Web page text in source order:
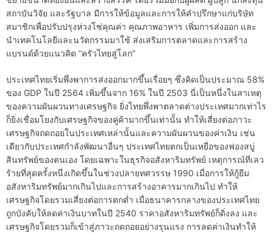
สถาบันวิจัย และรัฐบาล มีการให้ข้อมูลและการให้คำปรึกษาแก่บริษัท
สมาชิกเพื่อปรับปรุงห่วงโซ่คุณค่า คุณภาพอาหาร เพิ่มการส่งออก และ
นำเทคโนโลยีและนวัตกรรมมาใช้ ส่งเสริมการตลาดและการสร้าง
แบรนด์ด้วยแนวคิด “ครัวไทยสู่โลก”
ประเทศไทยเริ่มพึ่งพาการส่งออกมากขึ้นเรื่อยๆ ซึ่งคิดเป็นประมาณ 58%
ของ GDP ในปี 2564 เพิ่มขึ้นจาก 16% ในปี 2503 นี่เป็นหนึ่งในสาเหตุ
ของความผันผวนทางเศรษฐกิจ ยิ่งไทยพึ่งพาตลาดต่างประเทศมากเท่าไร
ก็ยิ่งเชื่อมโยงกับเศรษฐกิจของคู่ค้ามากขึ้นเท่านั้น ทำให้เสี่ยงต่อภาวะ
เศรษฐกิจถดถอยในประเทศเหล่านั้นและความผันผวนของค่าเงิน เช่น
เดียวกับประเทศกำลังพัฒนาอื่นๆ ประเทศไทยตกเป็นเหยื่อของฟองสบู่
สินทรัพย์ของตนเอง โดยเฉพาะในธุรกิจอสังหาริมทรัพย์ เหตุการณ์ที่เลว
ร้ายที่สุดครั้งหนึ่งเกิดขึ้นในช่วงปลายทศวรรษ 1990 เมื่อการให้กู้ยืม
อสังหาริมทรัพย์มากเกินไปและการสร้างอาคารมากเกินไป ทำให้
เศรษฐกิจโดยรวมเสี่ยงต่อการตกต่ำ เมื่อธนาคารกลางของประเทศไทย
ถูกบังคับให้ลดค่าเงินบาทในปี 2540 ราคาอสังหาริมทรัพย์ก็ดิ่งลง และ
เศรษฐกิจโดยรวมก็เข้าสู่ภาวะถดถอยอย่างรุนแรง การลดค่าเงินทำให้